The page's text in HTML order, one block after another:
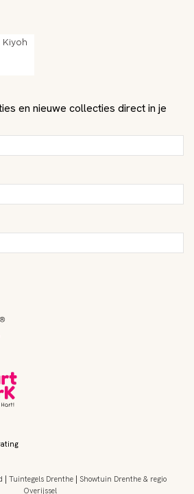
en nieuwe collecties direct in je
Tuintegels Drenthe
Showtuin Drenthe & regio
Overijssel